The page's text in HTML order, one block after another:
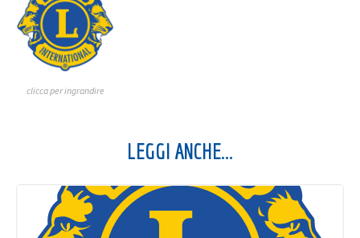
clicca per ingrandire
LEGGI ANCHE...